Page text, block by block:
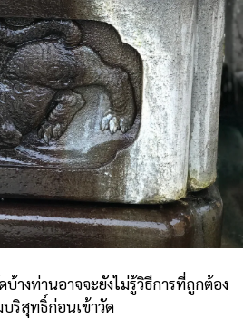
บ้างท่านอาจจะยังไม่รู้วิธีการที่ถูกต้อง
บริสุทธิ์ก่อนเข้าวัด